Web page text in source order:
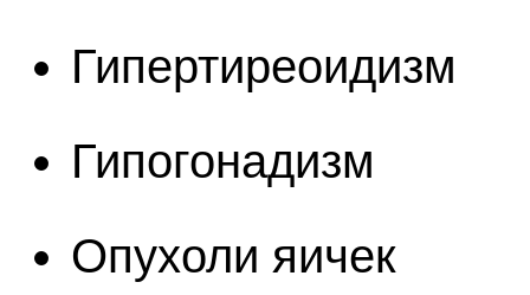
Гипертиреоидизм
Гипогонадизм
Опухоли яичек